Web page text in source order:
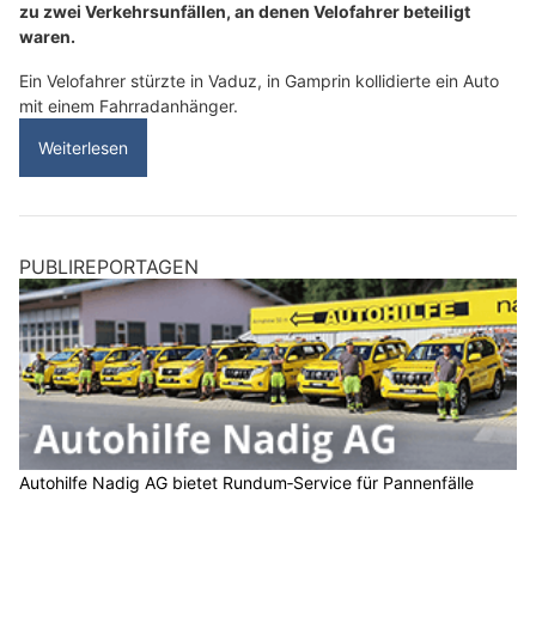
zu zwei Verkehrsunfällen, an denen Velofahrer beteiligt
waren.
Ein Velofahrer stürzte in Vaduz, in Gamprin kollidierte ein Auto
mit einem Fahrradanhänger.
Weiterlesen
PUBLIREPORTAGEN
Autohilfe Nadig AG bietet Rundum‑Service für Pannenfälle